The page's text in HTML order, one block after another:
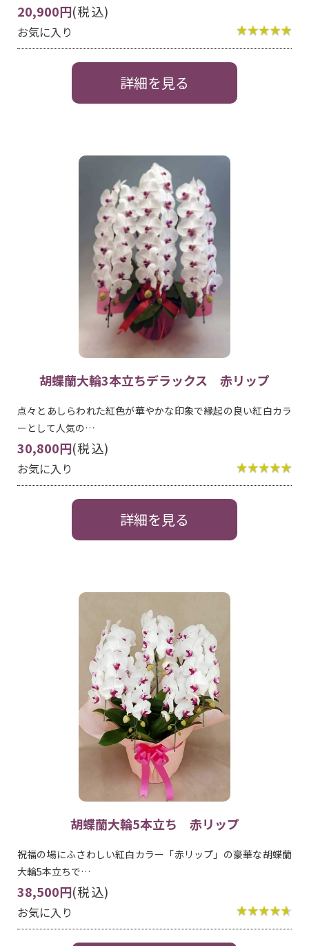
20,900円(税込)
お気に入り
詳細を見る
胡蝶蘭大輪3本立ちデラックス 赤リップ
点々とあしらわれた紅色が華やかな印象で縁起の良い紅白カラ
ーとして人気の…
30,800円(税込)
お気に入り
詳細を見る
胡蝶蘭大輪5本立ち 赤リップ
祝福の場にふさわしい紅白カラー「赤リップ」の豪華な胡蝶蘭
大輪5本立ちで…
38,500円(税込)
お気に入り